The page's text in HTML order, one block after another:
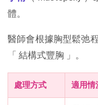
體。
醫師會根據胸型鬆弛
「 結構式豐胸 」。
處理方式 適用情